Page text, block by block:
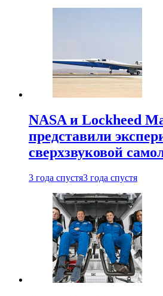
NASA и Lockheed
представили
сверхзвуковой
3 года спустя3 года спустя